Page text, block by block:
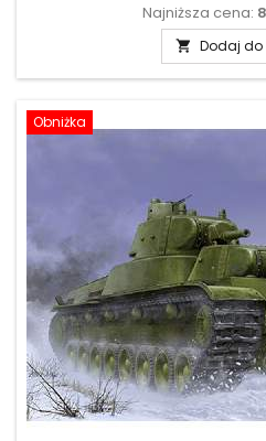
Najniższa cena:
 Dodaj do
Obniżka